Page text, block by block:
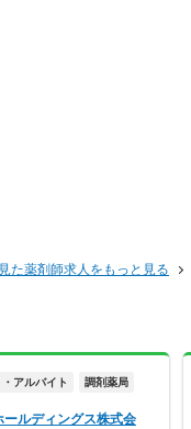
た薬剤師求人をもっと見る
アルバイト 調剤薬局
ールディングス株式会